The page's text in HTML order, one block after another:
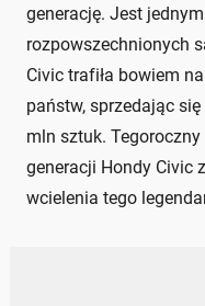
generację. Jest
rozpowszechnionych
Civic trafiła bowiem
państw, sprzedając się
mln sztuk.
generacji Hondy Civic
wcielenia tego